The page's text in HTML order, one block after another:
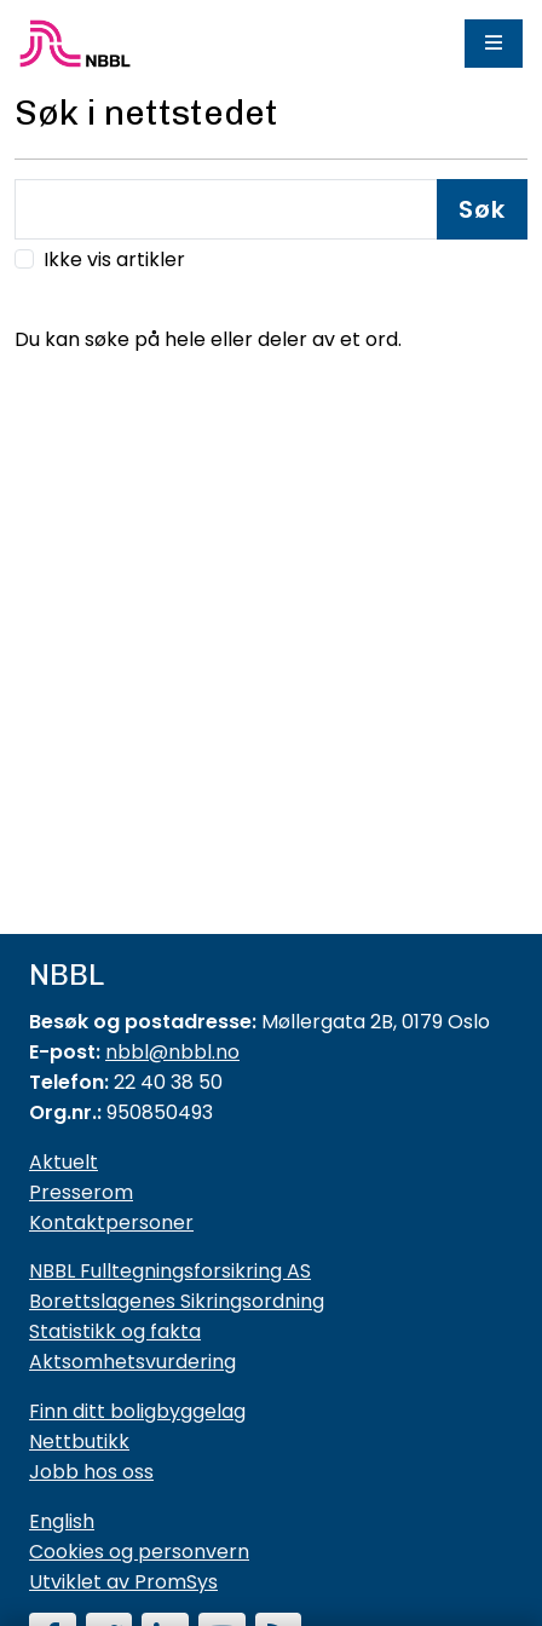
Søk i nettstedet
Søk
Ikke vis artikler
Du kan søke på hele eller deler av et ord.
NBBL
Besøk og postadresse: Møllergata 2B, 0179 Oslo
E-post: nbbl@nbbl.no
Telefon:22 40 38 50
Org.nr.:950850493
Aktuelt
Presserom
Kontaktpersoner
NBBL Fulltegningsforsikring AS
Borettslagenes Sikringsordning
Statistikk og fakta
Aktsomhetsvurdering
Finn ditt boligbyggelag
Nettbutikk
Jobb hos oss
English
Cookies og personvern
Utviklet av PromSys